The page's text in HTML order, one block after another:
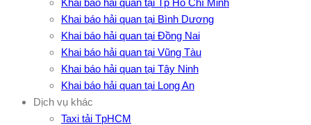
Khai báo hải quan tại Tp Hồ Chí Minh
Khai báo hải quan tại Bình Dương
Khai báo hải quan tại Đồng Nai
Khai báo hải quan tại Vũng Tàu
Khai báo hải quan tại Tây Ninh
Khai báo hải quan tại Long An
Dịch vụ khác
Taxi tải TpHCM